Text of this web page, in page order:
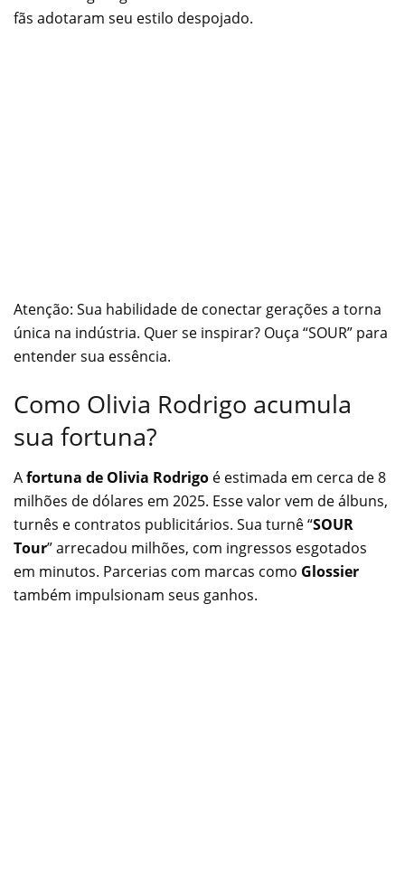
fãs adotaram seu estilo despojado.
Atenção: Sua habilidade de conectar gerações a torna
única na indústria. Quer se inspirar? Ouça “SOUR” para
entender sua essência.
Como Olivia Rodrigo acumula
sua fortuna?
Afortuna de Olivia Rodrigo é estimada em cerca de 8
milhões de dólares em 2025. Esse valor vem de álbuns,
turnês e contratos publicitários. Sua turnê “SOUR
Tour” arrecadou milhões, com ingressos esgotados
em minutos. Parcerias com marcas como Glossier
também impulsionam seus ganhos.